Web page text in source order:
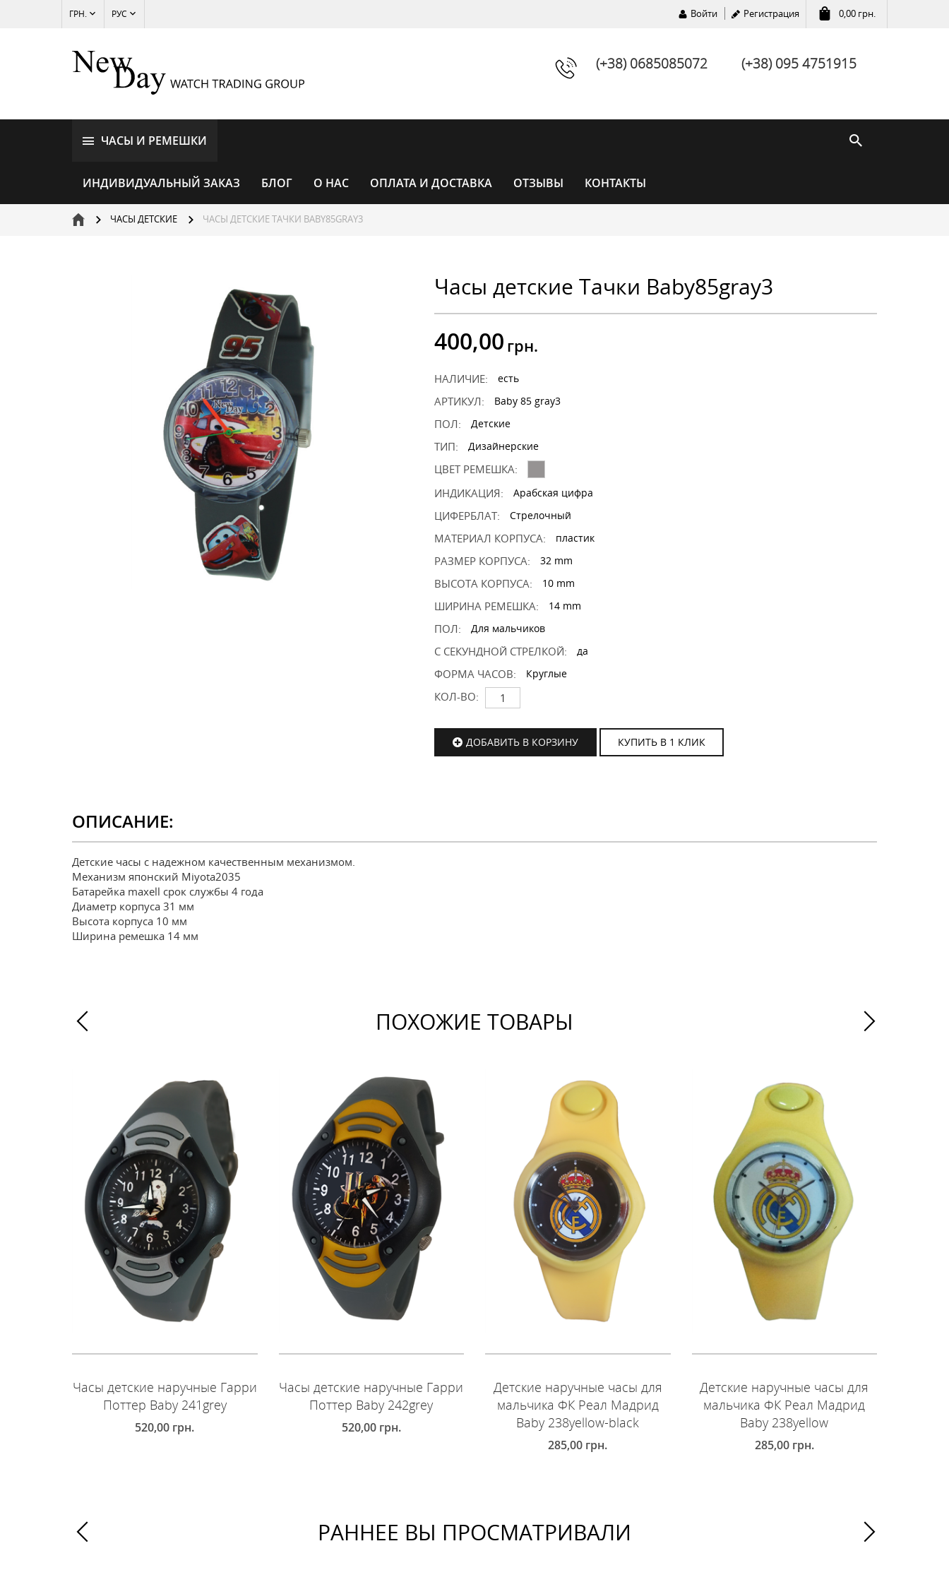
ГРН. РУС Войти Регистрация 0,00 грн.
(+38) 0685085072 (+38) 095 4751915
ЧАСЫ И РЕМЕШКИ
ИНДИВИДУАЛЬНЫЙ ЗАКАЗ БЛОГ О НАС ОПЛАТА И ДОСТАВКА ОТЗЫВЫ КОНТАКТЫ
ЧАСЫ ЖЕНСКИЕ
ЧАСЫ
ЧАСЫ
УНИСЕКС
ЧАСЫ ДЕТСКИЕ ЧАСЫ ДЕТСКИЕ ТАЧКИ BABY85GRAY3
Часы детские Тачки Baby85gray3
400,00 грн.
НАЛИЧИЕ: есть
АРТИКУЛ: Baby 85 gray3
ПОЛ: Детские
ТИП: Дизайнерские
ЦВЕТ РЕМЕШКА:
ИНДИКАЦИЯ:
Арабская цифра
ЦИФЕРБЛАТ: Стрелочный
МАТЕРИАЛ КОРПУСА: пластик
РАЗМЕР КОРПУСА: 32 mm
ВЫСОТА КОРПУСА: 10 mm
ШИРИНА РЕМЕШКА: 14 mm
ПОЛ: Для мальчиков
С СЕКУНДНОЙ СТРЕЛКОЙ: да
ФОРМА ЧАСОВ: Круглые
КОЛ-ВО:
ДОБАВИТЬ В КОРЗИНУ КУПИТЬ В 1 КЛИК
ОПИСАНИЕ:
Детские часы с надежном качественным механизмом.
Механизм японский Miyota2035
Батарейка maxell срок службы 4 года
Диаметр корпуса 31 мм
Высота корпуса 10 мм
Ширина ремешка 14 мм
ПОХОЖИЕ ТОВАРЫ
Часы детские наручные Гарри
Поттер Baby 241grey
520,00 грн.
Часы детские наручные Гарри
Поттер Baby 242grey
520,00 грн.
Детские наручные часы для
мальчика ФК Реал Мадрид
Baby 238yellow-black
285,00 грн.
Детские наручные часы для
мальчика ФК Реал Мадрид
Baby 238yellow
285,00 грн.
РАННЕЕ ВЫ ПРОСМАТРИВАЛИ